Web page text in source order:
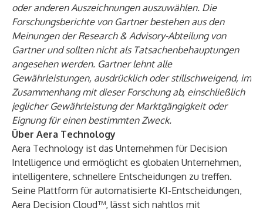
oder anderen Auszeichnungen auszuwählen. Die
Forschungsberichte von Gartner bestehen aus den
Meinungen derResearch & Advisory-Abteilung von
Gartner und sollten nicht als Tatsachenbehauptungen
angesehen werden. Gartner lehnt alle
Gewährleistungen, ausdrücklich oder stillschweigend, im
Zusammenhang mit dieser Forschung ab, einschließlich
jeglicher Gewährleistung der Marktgängigkeit oder
Eignung für einen bestimmten Zweck.
Über Aera Technology
Aera Technology ist das Unternehmen für Decision
Intelligence und ermöglicht es globalen Unternehmen,
intelligentere, schnellere Entscheidungen zu treffen.
Seine Plattform für automatisierte KI-Entscheidungen,
Aera Decision Cloud™, lässt sich nahtlos mit